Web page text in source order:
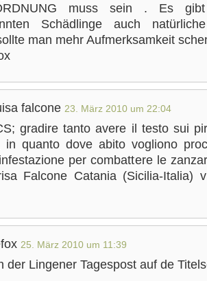
muss sein . Es
Schädlinge auch
man mehr Aufmerksamkeit
falcone 23. März 2010 um 22:04
gradire tanto avere il testo sui
in quanto dove abito vogliono
per combattere le
Falcone Catania (Sicilia-Italia)
25. März 2010 um 11:39
der Lingener Tagespost auf de